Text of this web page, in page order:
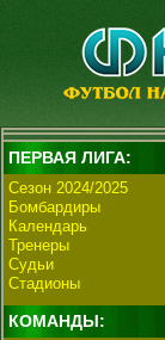
ПЕРВАЯ ЛИГА:
Сезон 2024/2025
Бомбардиры
Календарь
Тренеры
Судьи
Стадионы
КОМАНДЫ: